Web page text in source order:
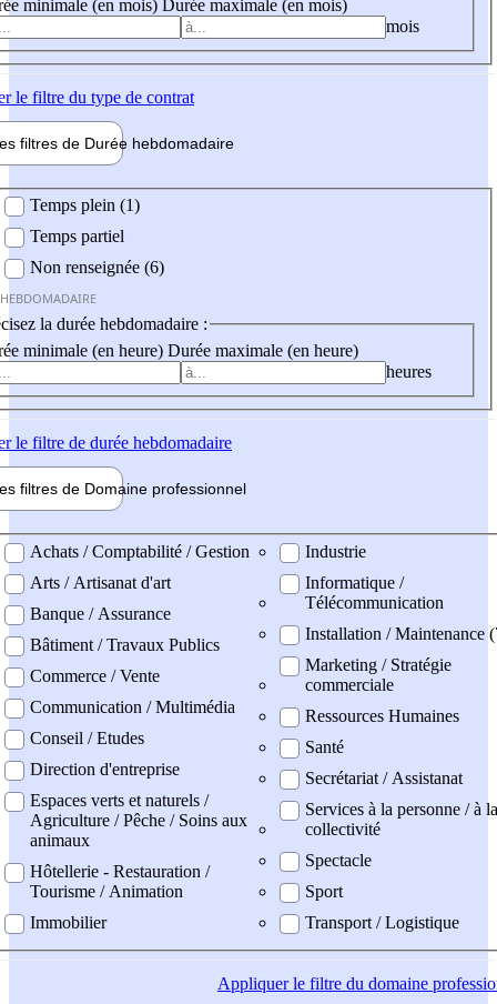
minimale (en mois) Durée maximale (en mois)
mois
le filtre du type de contrat
filtres de Durée hebdomadaire
Temps plein (1)
Temps partiel
Non renseignée (6)
la durée hebdomadaire :
minimale (en heure) Durée maximale (en heure)
heures
le filtre de durée hebdomadaire
filtres de Domaine professionnel
professionel
Achats / Comptabilité / Gestion
Arts / Artisanat d'art
Banque / Assurance
Bâtiment / Travaux Publics
Commerce / Vente
Communication / Multimédia
Conseil / Etudes
Direction d'entreprise
Espaces verts et naturels /
Agriculture / Pêche / Soins aux
animaux
Hôtellerie - Restauration /
Tourisme / Animation
Immobilier
Industrie
Informatique /
Télécommunication
Installation / Maintenance
Marketing / Stratégie
commerciale
Ressources Humaines
Santé
Secrétariat / Assistanat
Services à la personne / à la
collectivité
Spectacle
Sport
Transport / Logistique
Appliquerle filtre du domaine